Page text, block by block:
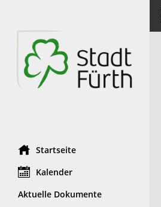
Startseite
Kalender
Aktuelle Dokumente